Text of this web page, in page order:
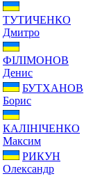
ТУТИЧЕНКО
Дмитро
ФІЛІМОНОВ
Денис
БУТХАНОВ
Борис
КАЛIНІЧЕНКО
Максим
РИКУН
Олександр